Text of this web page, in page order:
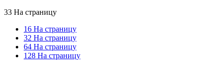
33 На страницу
16 На страницу
32 На страницу
64 На страницу
128 На страницу